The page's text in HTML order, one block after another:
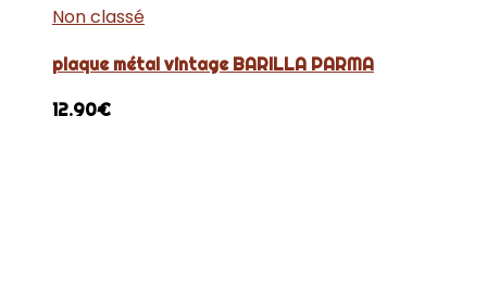
Non classé
plaque métal vintage BARILLA PARMA
12.90€